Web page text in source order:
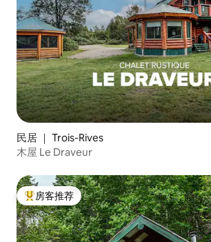
民居 ｜ Trois-Rives
木屋 Le Draveur
热门「房客推荐」
房客推荐